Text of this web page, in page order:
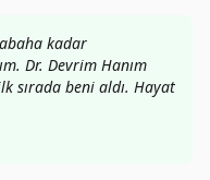
kadar
Dr. Devrim Hanım
sırada beni aldı. Hayat